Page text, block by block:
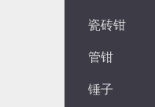
瓷砖钳
管钳
锤子